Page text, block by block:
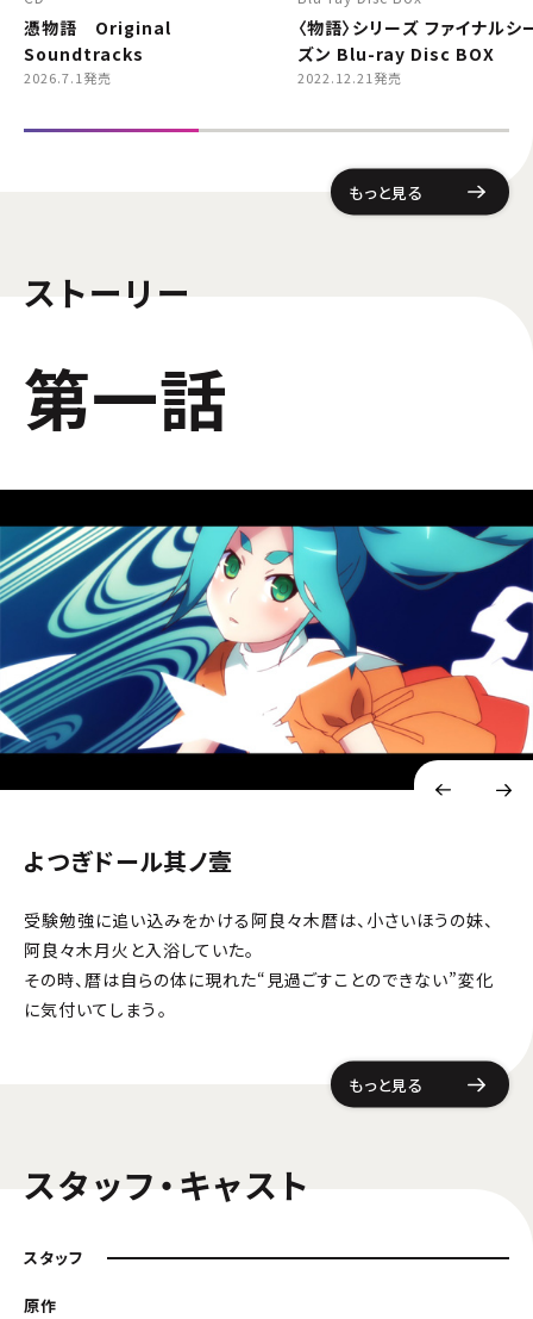
憑物語 Original
Soundtracks
2026.7.1発売
〈物語〉シリーズ ファイナルシ
ズン Blu-ray Disc BOX
2022.12.21発売
もっと見る
ストーリー
第一話
よつぎドール其ノ壹
受験勉強に追い込みをかける阿良々木暦は、小さいほうの妹、
阿良々木月火と入浴していた。
その時、暦は自らの体に現れた“見過ごすことのできない”変化
に気付いてしまう―――。
もっと見る
スタッフ・キャスト
スタッフ
原作